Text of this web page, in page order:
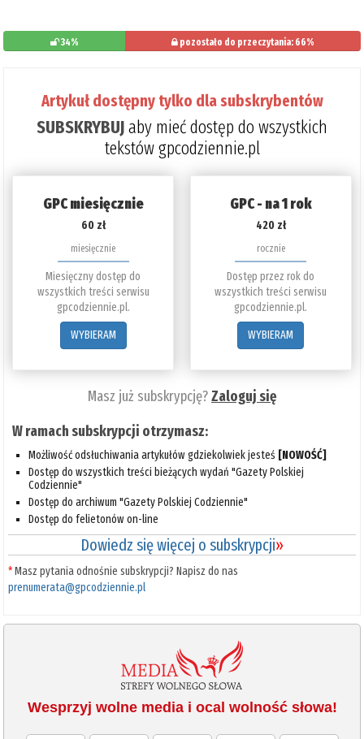
34% pozostało do przeczytania: 66%
Artykuł dostępny tylko dla subskrybentów
SUBSKRYBUJaby mieć dostęp do wszystkich
tekstów gpcodziennie.pl
GPC miesięcznie
60 zł
miesięcznie
Miesięczny dostęp do
wszystkich treści serwisu
gpcodziennie.pl.
WYBIERAM
GPC - na 1 rok
420 zł
rocznie
Dostęp przez rok do
wszystkich treści serwisu
gpcodziennie.pl.
WYBIERAM
Masz już subskrypcję?Zaloguj się
W ramach subskrypcji otrzymasz:
Możliwość odsłuchiwania artykułów gdziekolwiek jesteś [NOWOŚĆ]
Dostęp do wszystkich treści bieżących wydań "Gazety Polskiej
Codziennie"
Dostęp do archiwum "Gazety Polskiej Codziennie"
Dostęp do felietonów on-line
Dowiedz się więcej o subskrypcji»
*Masz pytania odnośnie subskrypcji? Napisz do nas
prenumerata@gpcodziennie.pl
Wesprzyj wolne media i ocal wolność słowa!